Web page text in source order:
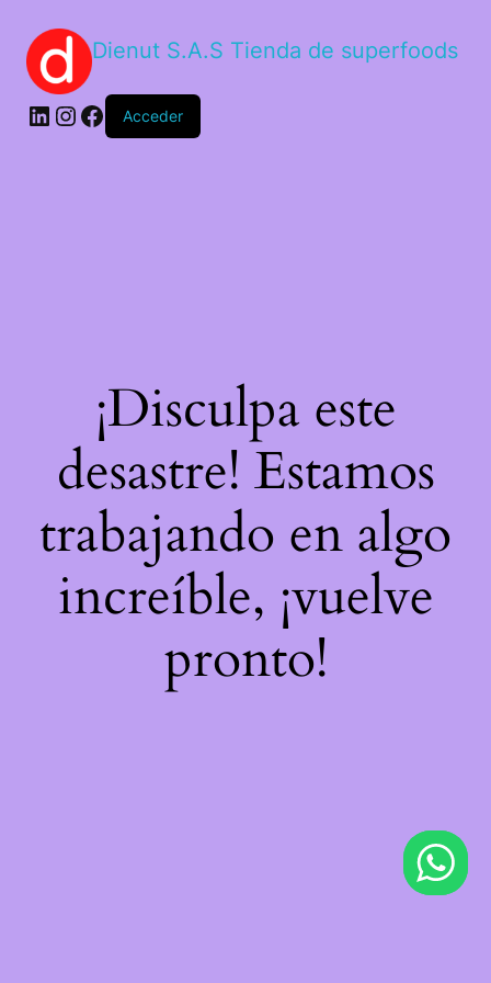
Dienut S.A.S Tienda de superfoods
Acceder
¡Disculpa este
desastre! Estamos
trabajando en algo
increíble, ¡vuelve
pronto!